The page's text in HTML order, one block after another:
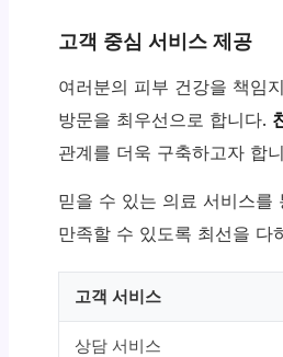
고객 중심 서비스 제공
여러분의 피부 건강을 책임
방문을 최우선으로 합니다.
관계를 더욱 구축하고자 합
믿을 수 있는 의료 서비스를
만족할 수 있도록 최선을 다
고객 서비스
상담 서비스